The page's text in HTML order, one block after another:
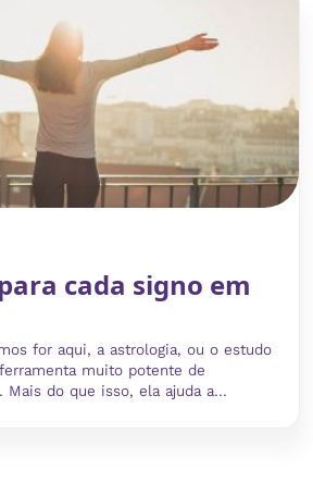
cada signo em
for aqui, a astrologia, ou o estudo
muito potente de
Mais do que isso, ela ajuda a...